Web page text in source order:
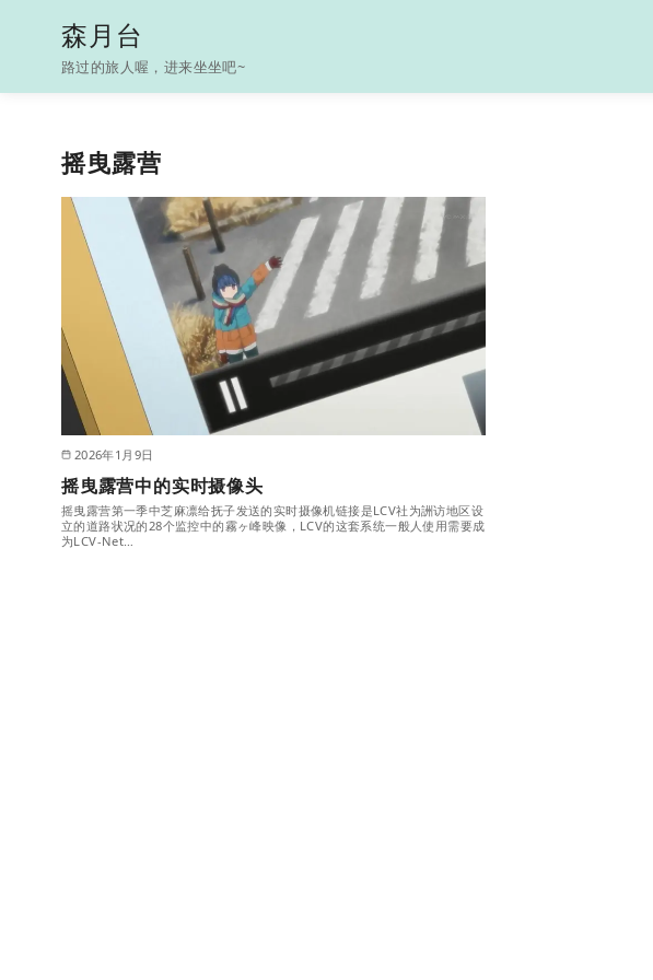
森月台
路过的旅人喔，进来坐坐吧~
摇曳露营
2026年1月9日
摇曳露营中的实时摄像头
摇曳露营第一季中芝麻凛给抚子发送的实时摄像机链接是LCV社为詶访地区设
立的道路状况的28个监控中的霧ヶ峰映像，LCV的这套系统一般人使用需要成
为LCV-Net…